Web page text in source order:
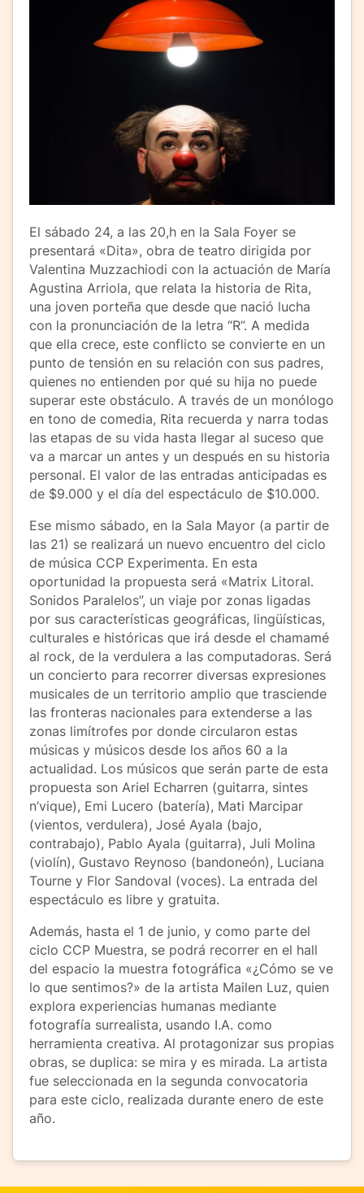
El sábado 24, a las 20,h en la Sala Foyer se
presentará «Dita», obra de teatro dirigida por
Valentina Muzzachiodi con la actuación de María
Agustina Arriola, que relata la historia de Rita,
una joven porteña que desde que nació lucha
con la pronunciación de la letra “R”. A medida
que ella crece, este conflicto se convierte en un
punto de tensión en su relación con sus padres,
quienes no entienden por qué su hija no puede
superar este obstáculo. A través de un monólogo
en tono de comedia, Rita recuerda y narra todas
las etapas de su vida hasta llegar al suceso que
va a marcar un antes y un después en su historia
personal. El valor de las entradas anticipadas es
de $9.000 y el día del espectáculo de $10.000.
Ese mismo sábado, en la Sala Mayor (a partir de
las 21) se realizará un nuevo encuentro del ciclo
de música CCP Experimenta. En esta
oportunidad la propuesta será «Matrix Litoral.
Sonidos Paralelos”, un viaje por zonas ligadas
por sus características geográficas, lingüísticas,
culturales e históricas que irá desde el chamamé
al rock, de la verdulera a las computadoras. Será
un concierto para recorrer diversas expresiones
musicales de un territorio amplio que trasciende
las fronteras nacionales para extenderse a las
zonas limítrofes por donde circularon estas
músicas y músicos desde los años 60 a la
actualidad. Los músicos que serán parte de esta
propuesta son Ariel Echarren (guitarra, sintes
n’vique), Emi Lucero (batería), Mati Marcipar
(vientos, verdulera), José Ayala (bajo,
contrabajo), Pablo Ayala (guitarra), Juli Molina
(violín), Gustavo Reynoso (bandoneón), Luciana
Tourne y Flor Sandoval (voces). La entrada del
espectáculo es libre y gratuita.
Además, hasta el 1 de junio, y como parte del
ciclo CCP Muestra, se podrá recorrer en el hall
del espacio la muestra fotográfica «¿Cómo se ve
lo que sentimos?» de la artista Mailen Luz, quien
explora experiencias humanas mediante
fotografía surrealista, usando I.A. como
herramienta creativa. Al protagonizar sus propias
obras, se duplica: se mira y es mirada. La artista
fue seleccionada en la segunda convocatoria
para este ciclo, realizada durante enero de este
año.